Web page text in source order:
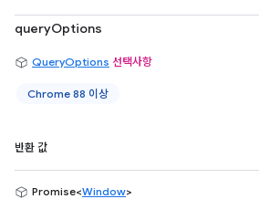
queryOptions
QueryOptions 선택사항
Chrome 88 이상
반환 값
Promise<Window>